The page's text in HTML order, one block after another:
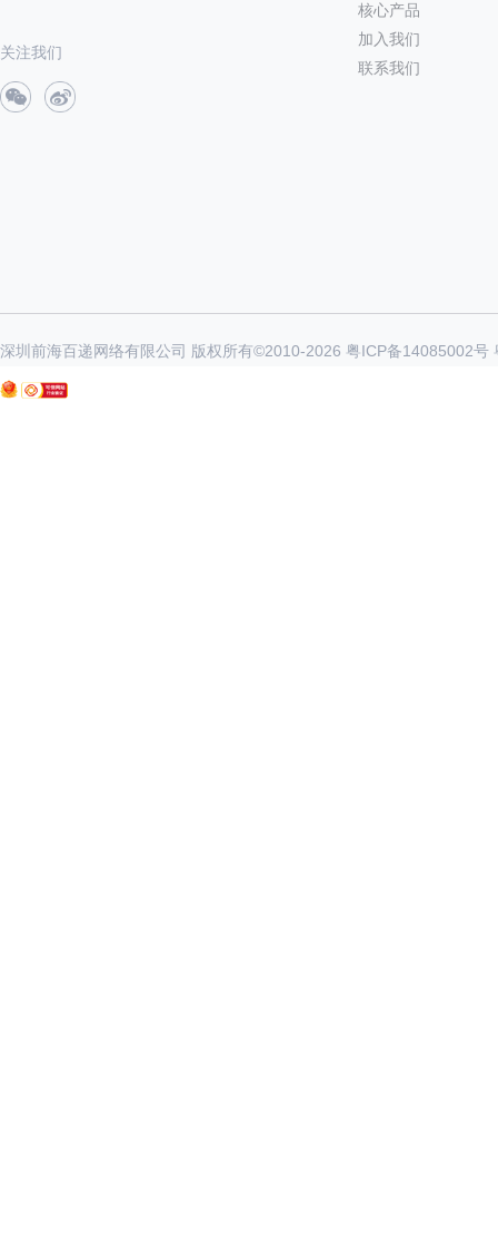
关注我们
核心产品
加入我们
联系我们
深圳前海百递网络有限公司 版权所有©2010-2026 粤ICP备14085002号